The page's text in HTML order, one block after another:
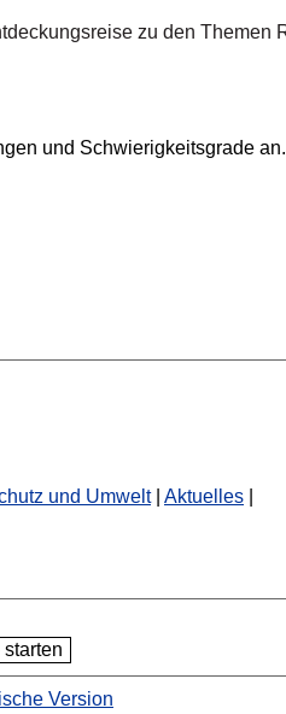
zu den Themen
und Schwierigkeitsgrade
und Umwelt| Aktuelles
Version